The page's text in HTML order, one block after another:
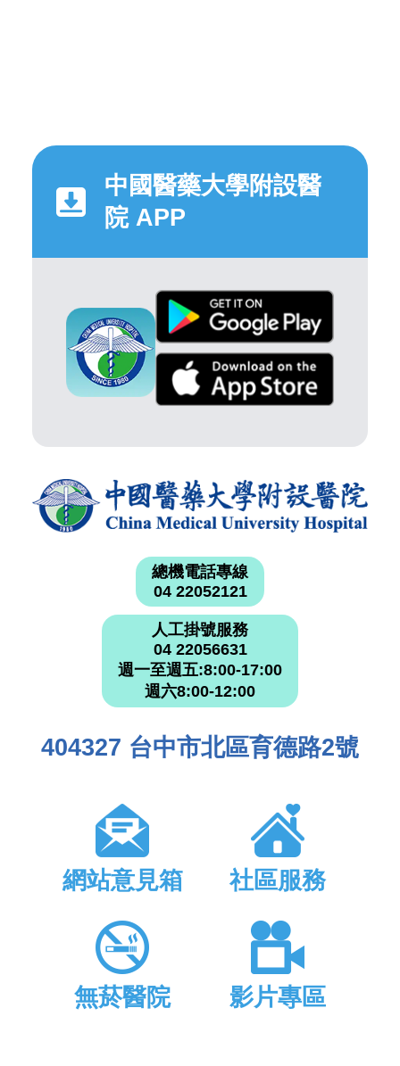
中國醫藥大學附設醫
院 APP
總機電話專線
04 22052121
人工掛號服務
04 22056631
週一至週五:8:00-17:00
週六8:00-12:00
404327 台中市北區育德路2號
網站意見箱 社區服務
無菸醫院 影片專區